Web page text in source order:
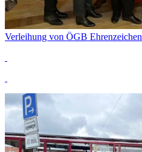
Verleihung von ÖGB Ehrenzeichen